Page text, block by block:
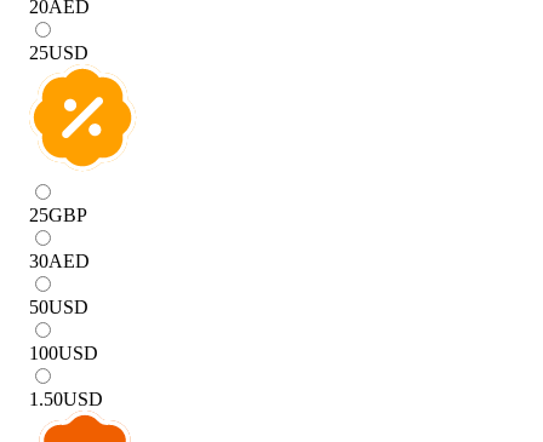
20AED
25USD
25GBP
30AED
50USD
100USD
1.50USD